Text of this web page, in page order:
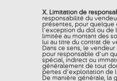
X. Limitation de
responsabilité du
présentes, pour quelque
l'exception du dol ou de
limitée au montant des
lui au titre du contrat de
Dans ce sens, le
pour responsable d'un
spécial, indirect ou
généralement de tout
pertes d'exploitation de
De manière générale, la